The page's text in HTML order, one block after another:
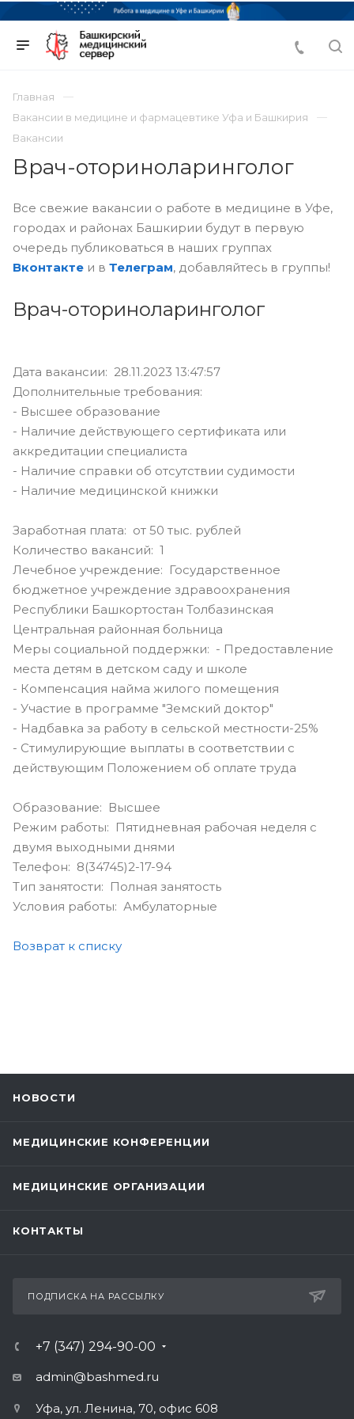
Главная
Вакансии в медицине и фармацевтике Уфа и Башкирия
Вакансии
Врач-оториноларинголог
Все свежие вакансии о работе в медицине в Уфе,
городах и районах Башкирии будут в первую
очередь публиковаться в наших группах
Вконтакте и в Телеграм, добавляйтесь в группы!
Врач-оториноларинголог
Дата вакансии: 28.11.2023 13:47:57
Дополнительные требования:
- Высшее образование
- Наличие действующего сертификата или
аккредитации специалиста
- Наличие справки об отсутствии судимости
- Наличие медицинской книжки
Заработная плата: от 50 тыс. рублей
Количество вакансий: 1
Лечебное учреждение: Государственное
бюджетное учреждение здравоохранения
Республики Башкортостан Толбазинская
Центральная районная больница
Меры социальной поддержки: - Предоставление
места детям в детском саду и школе
- Компенсация найма жилого помещения
- Участие в программе "Земский доктор"
- Надбавка за работу в сельской местности-25%
- Стимулирующие выплаты в соответствии с
действующим Положением об оплате труда
Образование: Высшее
Режим работы: Пятидневная рабочая неделя с
двумя выходными днями
Телефон: 8(34745)2-17-94
Тип занятости: Полная занятость
Условия работы: Амбулаторные
Возврат к списку
НОВОСТИ
МЕДИЦИНСКИЕ КОНФЕРЕНЦИИ
МЕДИЦИНСКИЕ ОРГАНИЗАЦИИ
КОНТАКТЫ
ПОДПИСКА НА РАССЫЛКУ
+7 (347) 294-90-00
admin@bashmed.ru
Уфа, ул. Ленина, 70, офис 608